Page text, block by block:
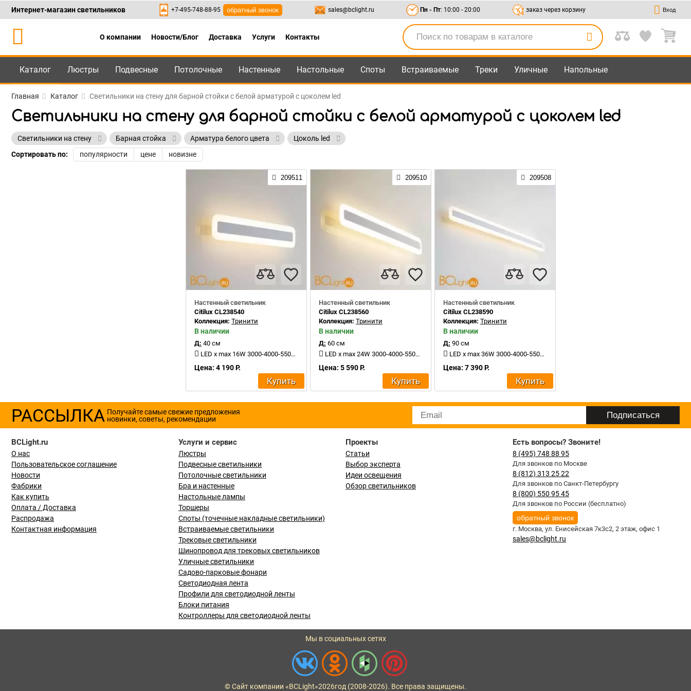
Каталог +7-495-748-88-95 ,8-800-550-95-45 sales@bclight.ru
Интернет-магазин светильников +7-495-748-88-95 обратный звонок sales@bclight.ru Пн - Пт: 10:00 - 20:00 заказ через корзину Вход
О компании Новости/Блог Доставка Услуги Контакты
Каталог Люстры Подвесные Потолочные Настенные Настольные Споты Встраиваемые Треки Уличные Напольные
Главная Каталог Светильники на стену для барной стойки с белой арматурой с цоколем led
Светильники на стену для барной стойки с белой арматурой с цоколем led
Светильники на стену Барная стойка Арматура белого цвета
Цоколь led
Сортировать по:
популярности цене новизне
209511
Настенный светильник
Citilux CL238540
Коллекция: Тринити
В наличии
Д: 40 см
LED x max 16W 3000-4000-5500K 1500Lm
Цена: 4 190 Р.
Купить
209510
Настенный светильник
Citilux CL238560
Коллекция: Тринити
В наличии
Д: 60 см
LED x max 24W 3000-4000-5500K 2400Lm
Цена: 5 590 Р.
Купить
209508
Настенный светильник
Citilux CL238590
Коллекция: Тринити
В наличии
Д: 90 см
LED x max 36W 3000-4000-5500K 4000Lm
Цена: 7 390 Р.
Купить
РАССЫЛКА Получайте самые свежие предложения
новинки, советы, рекомендации
BCLight.ru
О нас
Пользовательское соглашение
Новости
Фабрики
Как купить
Оплата / Доставка
Распродажа
Контактная информация
Услуги и сервис
Люстры
Подвесные светильники
Потолочные светильники
Бра и настенные
Настольные лампы
Торшеры
Споты (точечные накладные светильники)
Встраиваемые светильники
Трековые светильники
Шинопровод для трековых светильников
Уличные светильники
Садово-парковые фонари
Светодиодная лента
Профили для светодиодной ленты
Блоки питания
Контроллеры для светодиодной ленты
Проекты
Статьи
Выбор эксперта
Идеи освещения
Обзор светильников
Есть вопросы? Звоните!
8 (495) 748 88 95
Для звонков по Москве
8 (812) 313 25 22
Для звонков по Санкт-Петербургу
8 (800) 550 95 45
Для звонков по России (бесплатно)
обратный звонок
г. Москва, ул. Енисейская 7к3с2, 2 этаж, офис 1
sales@bclight.ru
Мы в социальных сетях
© Сайт компании «BCLight»2026год (2008-2026). Все права защищены.